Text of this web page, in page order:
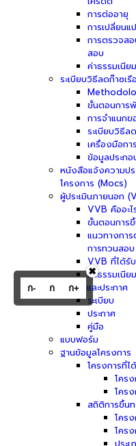
การต่ออายุ
การเปลี่ยนแ
การตรวจสอ
สอบ
ค่าธรรมเนียม
ระเบียบวิธีลดก๊าซเรื
ขั้นตอนการ
การจำแนกข
ระเบียบวิธีล
เครื่องมือก
ข้อมูลประก
หนังสือแจ้งความป
โครงการ (Mocs)
ผู้ประเมินภายนอก
VVB คืออะไ
ขั้นตอนการ
แนวทางการ
การทวนสอบ
VVB ที่ได้รั
ค่าธรรมเนียม
ระเบียบและประกาศ
ระเบียบ
ประกาศ
คู่มือ
แบบฟอร์ม
ฐานข้อมูลโครงการ
โครงการที่ไ
โคร
โคร
สถิติการขึ้นท
โคร
โคร
ก- ก ก+
✖